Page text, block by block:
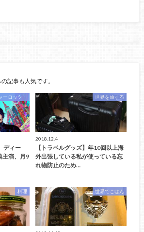
の記事も人気です。
ーロック」
ディー
主演、月9
世界を旅する
2018.12.4
【トラベルグッズ】年10回以上海
外出張している私が使っている忘
れ物防止のため…
料理 世界でごはん